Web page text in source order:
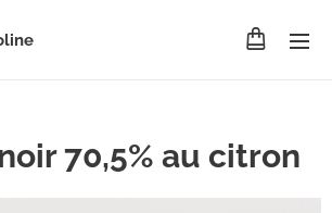
70,5% au citron